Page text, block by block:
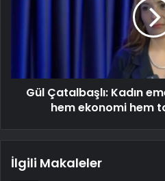
Gül Çatalbaşlı: Kadın
hem ekonomi hem
İlgili Makaleler